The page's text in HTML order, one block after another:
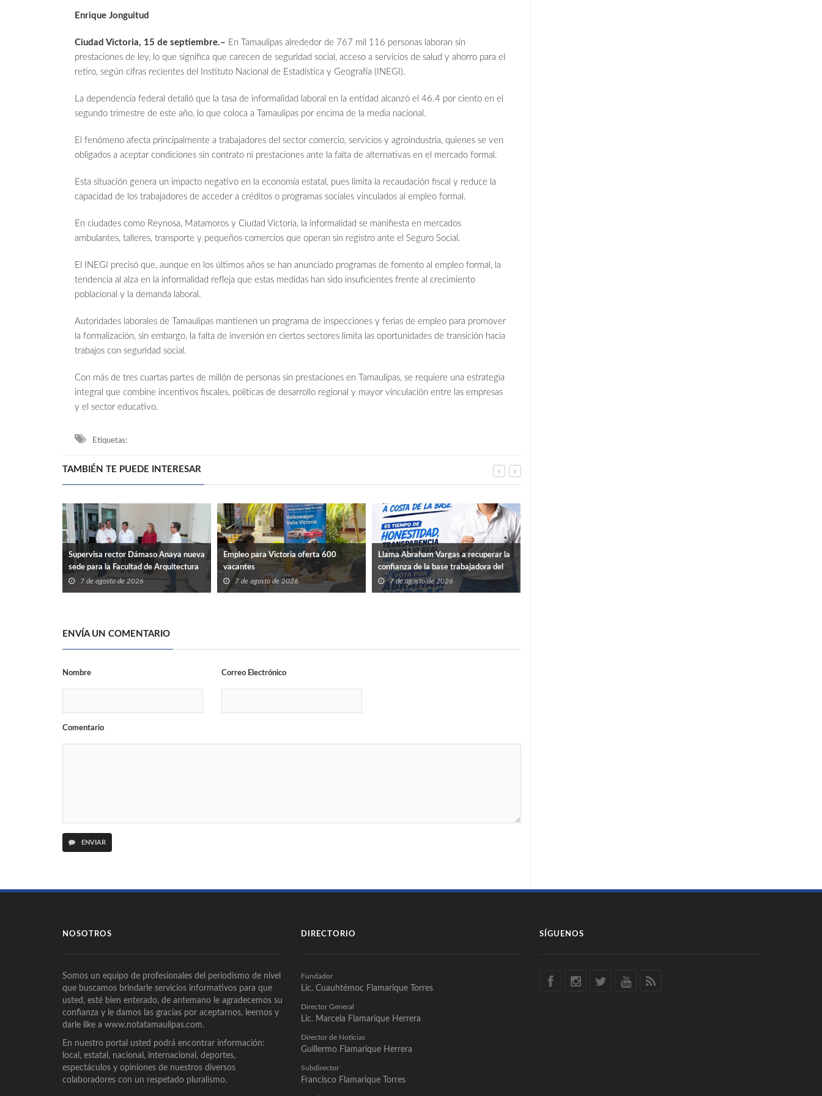
Enrique Jonguitud
Ciudad Victoria, 15 de septiembre.– En Tamaulipas alrededor de 767 mil 116 personas laboran sin
prestaciones de ley, lo que significa que carecen de seguridad social, acceso a servicios de salud y ahorro para el
retiro, según cifras recientes del Instituto Nacional de Estadística y Geografía (INEGI).
La dependencia federal detalló que la tasa de informalidad laboral en la entidad alcanzó el 46.4 por ciento en el
segundo trimestre de este año, lo que coloca a Tamaulipas por encima de la media nacional.
El fenómeno afecta principalmente a trabajadores del sector comercio, servicios y agroindustria, quienes se ven
obligados a aceptar condiciones sin contrato ni prestaciones ante la falta de alternativas en el mercado formal.
Esta situación genera un impacto negativo en la economía estatal, pues limita la recaudación fiscal y reduce la
capacidad de los trabajadores de acceder a créditos o programas sociales vinculados al empleo formal.
En ciudades como Reynosa, Matamoros y Ciudad Victoria, la informalidad se manifiesta en mercados
ambulantes, talleres, transporte y pequeños comercios que operan sin registro ante el Seguro Social.
El INEGI precisó que, aunque en los últimos años se han anunciado programas de fomento al empleo formal, la
tendencia al alza en la informalidad refleja que estas medidas han sido insuficientes frente al crecimiento
poblacional y la demanda laboral.
Autoridades laborales de Tamaulipas mantienen un programa de inspecciones y ferias de empleo para promover
la formalización, sin embargo, la falta de inversión en ciertos sectores limita las oportunidades de transición hacia
trabajos con seguridad social.
Con más de tres cuartas partes de millón de personas sin prestaciones en Tamaulipas, se requiere una estrategia
integral que combine incentivos fiscales, políticas de desarrollo regional y mayor vinculación entre las empresas
y el sector educativo.
Etiquetas:
TAMBIÉN TE PUEDE INTERESAR
Supervisa rector Dámaso Anaya nueva
sede para la Facultad de Arquitectura
de la UAT en Ciudad Victoria
7 de agosto de 2026
Empleo para Victoria oferta 600
vacantes
7 de agosto de 2026
Llama Abraham Vargas a recuperar la
confianza de la base trabajadora del
ISSSTE en Tamaulipas
7 de agosto de 2026
ENVÍA UN COMENTARIO
Nombre Correo Electrónico
Comentario
ENVIAR
NOSOTROS
Somos un equipo de profesionales del periodismo de nivel
que buscamos brindarle servicios informativos para que
usted, esté bien enterado, de antemano le agradecemos su
confianza y le damos las gracias por aceptarnos, leernos y
darle like a www.notatamaulipas.com.
En nuestro portal usted podrá encontrar información:
local, estatal, nacional, internacional, deportes,
espectáculos y opiniones de nuestros diversos
colaboradores con un respetado pluralismo.
DIRECTORIO
Fundador
Lic. Cuauhtémoc Flamarique Torres
Director General
Lic. Marcela Flamarique Herrera
Director de Noticias
Guillermo Flamarique Herrera
Subdirector
Francisco Flamarique Torres
SÍGUENOS